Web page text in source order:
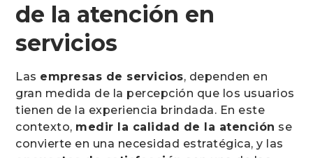
de la atención en
servicios
Las empresas de servicios, dependen en
gran medida de la percepción que los usuarios
tienen de la experiencia brindada. En este
contexto, medir la calidad de la atención se
convierte en una necesidad estratégica, y las